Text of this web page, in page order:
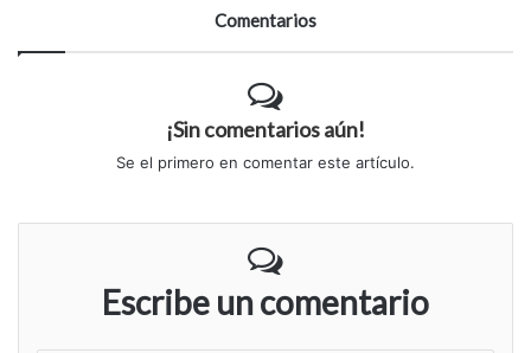
Comentarios
¡Sin comentarios aún!
Se el primero en comentar este artículo.
Escribe un comentario